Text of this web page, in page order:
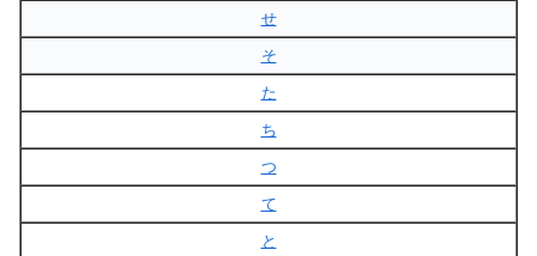
せ
そ
た
ち
つ
て
と